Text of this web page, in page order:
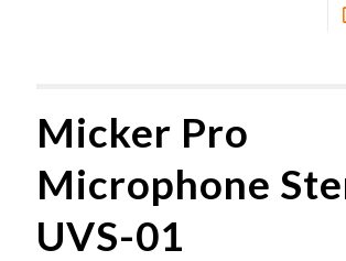
Micker Pro
Microphone
UVS-01